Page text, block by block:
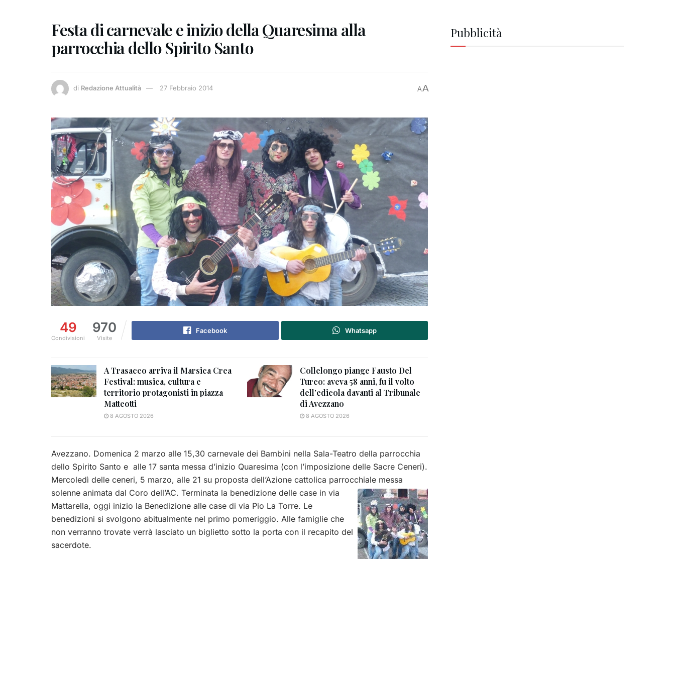
Festa di carnevale e inizio della Quaresima alla
parrocchia dello Spirito Santo
di Redazione Attualità 27 Febbraio 2014 AA
49
Condivisioni
970
Visite
Facebook Whatsapp
A Trasacco arriva il Marsica Crea
Festival: musica, cultura e
territorio protagonisti in piazza
Matteotti
8 AGOSTO 2026
Collelongo piange Fausto Del
Turco: aveva 58 anni, fu il volto
dell’edicola davanti al Tribunale
di Avezzano
8 AGOSTO 2026
Avezzano. Domenica 2 marzo alle 15,30 carnevale dei Bambini nella Sala-Teatro della parrocchia
dello Spirito Santo e alle 17 santa messa d’inizio Quaresima (con l’imposizione delle Sacre Ceneri).
Mercoledì delle ceneri, 5 marzo, alle 21 su proposta dell’Azione cattolica parrocchiale messa
solenne animata dal Coro dell’AC. Terminata la benedizione delle case in via
Mattarella, oggi inizio la Benedizione alle case di via Pio La Torre. Le
benedizioni si svolgono abitualmente nel primo pomeriggio. Alle famiglie che
non verranno trovate verrà lasciato un biglietto sotto la porta con il recapito del
sacerdote.
Pubblicità